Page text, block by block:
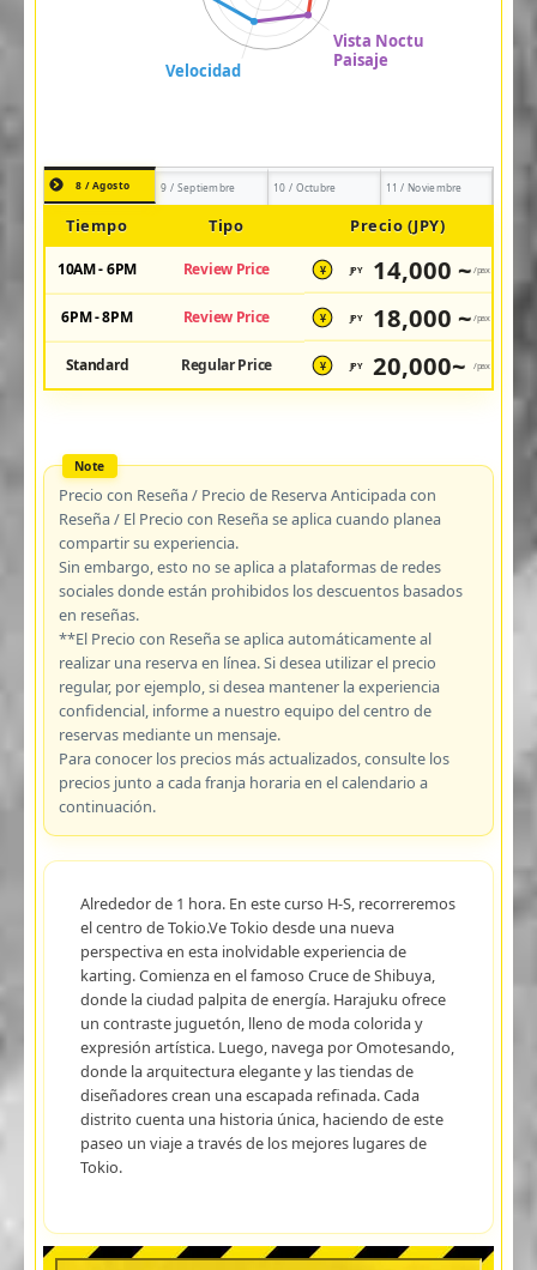
8 / Agosto 9 / Septiembre 10 / Octubre 11 / Noviembre
Tiempo Tipo Precio (JPY)
10AM - 6PM Review Price ¥ JPY 14,000 ~ /pax
6PM - 8PM Review Price ¥ JPY 18,000 ~ /pax
Standard Regular Price ¥ JPY 20,000~ /pax
Precio con Reseña / Precio de Reserva Anticipada con
Reseña / El Precio con Reseña se aplica cuando planea
compartir su experiencia.
Sin embargo, esto no se aplica a plataformas de redes
sociales donde están prohibidos los descuentos basados
en reseñas.
**El Precio con Reseña se aplica automáticamente al
realizar una reserva en línea. Si desea utilizar el precio
regular, por ejemplo, si desea mantener la experiencia
confidencial, informe a nuestro equipo del centro de
reservas mediante un mensaje.
Para conocer los precios más actualizados, consulte los
precios junto a cada franja horaria en el calendario a
continuación.
Alrededor de 1 hora. En este curso H-S, recorreremos
el centro de Tokio.Ve Tokio desde una nueva
perspectiva en esta inolvidable experiencia de
karting. Comienza en el famoso Cruce de Shibuya,
donde la ciudad palpita de energía. Harajuku ofrece
un contraste juguetón, lleno de moda colorida y
expresión artística. Luego, navega por Omotesando,
donde la arquitectura elegante y las tiendas de
diseñadores crean una escapada refinada. Cada
distrito cuenta una historia única, haciendo de este
paseo un viaje a través de los mejores lugares de
Tokio.